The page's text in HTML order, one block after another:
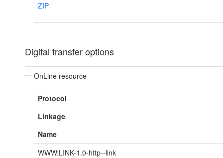
ZIP
Digital transfer options
OnLine resource
Protocol
Linkage
Name
WWW:LINK-1.0-http--link